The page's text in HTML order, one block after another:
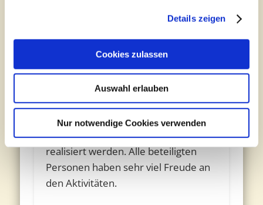
Details zeigen
Cookies zulassen
Auswahl erlauben
Nur notwendige Cookies verwenden
Eheleute Franz und Angelika
Kamphus die „Sternschnuppen“ und
initiieren die Aktivitäten. Durch das
ehrenamtliche,
generationenübergreifende
Engagement können
Unternehmungen und
Veranstaltungen sehr kostengünstig
realisiert werden. Alle beteiligten
Personen haben sehr viel Freude an
den Aktivitäten.